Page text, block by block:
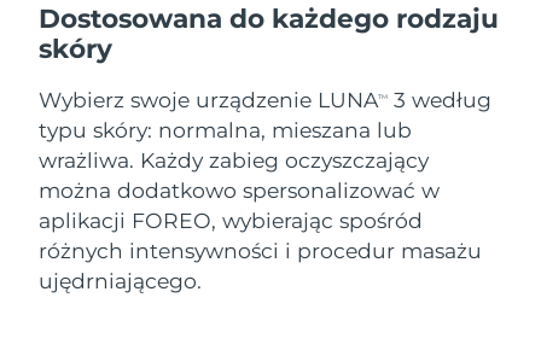
Dostosowana do każdego rodzaju
skóry
Wybierz swoje urządzenie LUNATM
3 według
typu skóry: normalna, mieszana lub
wrażliwa. Każdy zabieg oczyszczający
można dodatkowo spersonalizować w
aplikacji FOREO, wybierając spośród
różnych intensywności i procedur masażu
ujędrniającego.